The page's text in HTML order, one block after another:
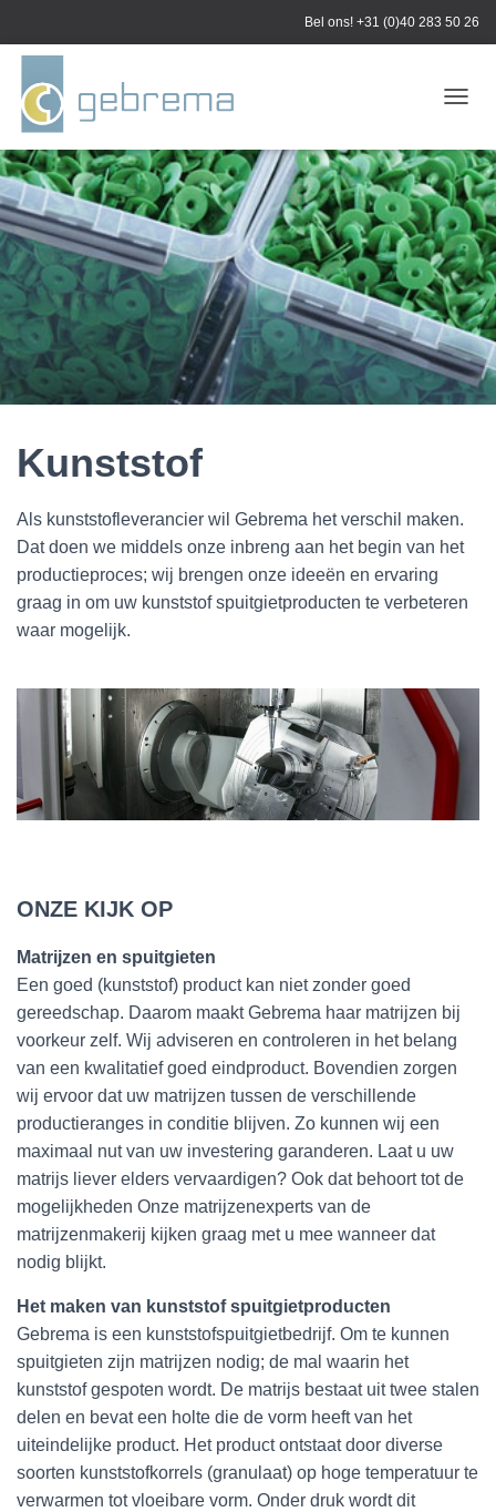
Bel ons! +31 (0)40 283 50 26
V
I
G
A
T
I
E
W
I
S
S
E
L
Kunststof
Als kunststofleverancier wil Gebrema het verschil maken.
Dat doen we middels onze inbreng aan het begin van het
productieproces; wij brengen onze ideeën en ervaring
graag in om uw kunststof spuitgietproducten te verbeteren
waar mogelijk.
ONZE KIJK OP
Matrijzen en spuitgieten
Een goed (kunststof) product kan niet zonder goed
gereedschap. Daarom maakt Gebrema haar matrijzen bij
voorkeur zelf. Wij adviseren en controleren in het belang
van een kwalitatief goed eindproduct. Bovendien zorgen
wij ervoor dat uw matrijzen tussen de verschillende
productieranges in conditie blijven. Zo kunnen wij een
maximaal nut van uw investering garanderen. Laat u uw
matrijs liever elders vervaardigen? Ook dat behoort tot de
mogelijkheden Onze matrijzenexperts van de
matrijzenmakerij kijken graag met u mee wanneer dat
nodig blijkt.
Het maken van kunststof spuitgietproducten
Gebrema is een kunststofspuitgietbedrijf. Om te kunnen
spuitgieten zijn matrijzen nodig; de mal waarin het
kunststof gespoten wordt. De matrijs bestaat uit twee stalen
delen en bevat een holte die de vorm heeft van het
uiteindelijke product. Het product ontstaat door diverse
soorten kunststofkorrels (granulaat) op hoge temperatuur te
verwarmen tot vloeibare vorm. Onder druk wordt dit